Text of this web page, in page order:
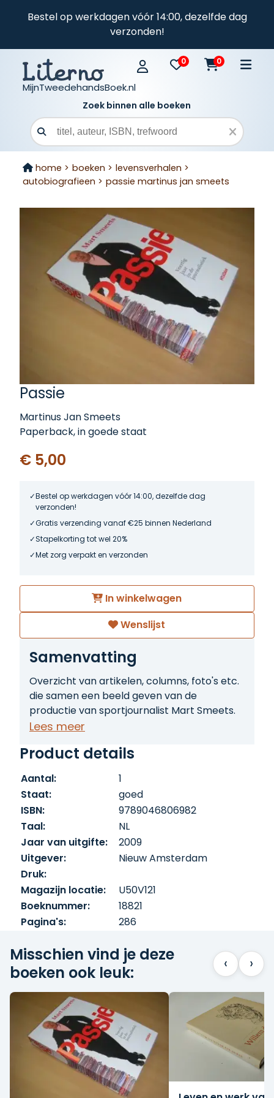
Bestel op werkdagen vóór 14:00, dezelfde dag
verzonden!
MijnTweedehandsBoek.nl
0 0
Zoek binnen alle boeken
Zoekveld
home > boeken > levensverhalen >
autobiografieen > passie martinus jan smeets
Passie
Martinus Jan Smeets
Paperback, in goede staat
€ 5,00
Bestel op werkdagen vóór 14:00, dezelfde dag
verzonden!
Gratis verzending vanaf €25 binnen Nederland
Stapelkorting tot wel 20%
Met zorg verpakt en verzonden
In winkelwagen
Wenslijst
Samenvatting
Overzicht van artikelen, columns, foto's etc.
die samen een beeld geven van de
productie van sportjournalist Mart Smeets.
Lees meer
Product details
Aantal:
1
Staat:
goed
ISBN:
9789046806982
Taal:
NL
Jaar van uitgifte:
2009
Uitgever:
Nieuw Amsterdam
Druk:
Magazijn locatie:
U50V121
Boeknummer:
18821
Pagina's:
286
Misschien vind je deze
boeken ook leuk:
‹ ›